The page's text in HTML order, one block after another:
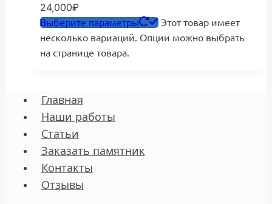
24,000₽
Выберите параметры
Этот товар имеет
несколько вариаций. Опции можно выбрать
на странице товара.
Главная
Наши работы
Статьи
Заказать памятник
Контакты
Отзывы